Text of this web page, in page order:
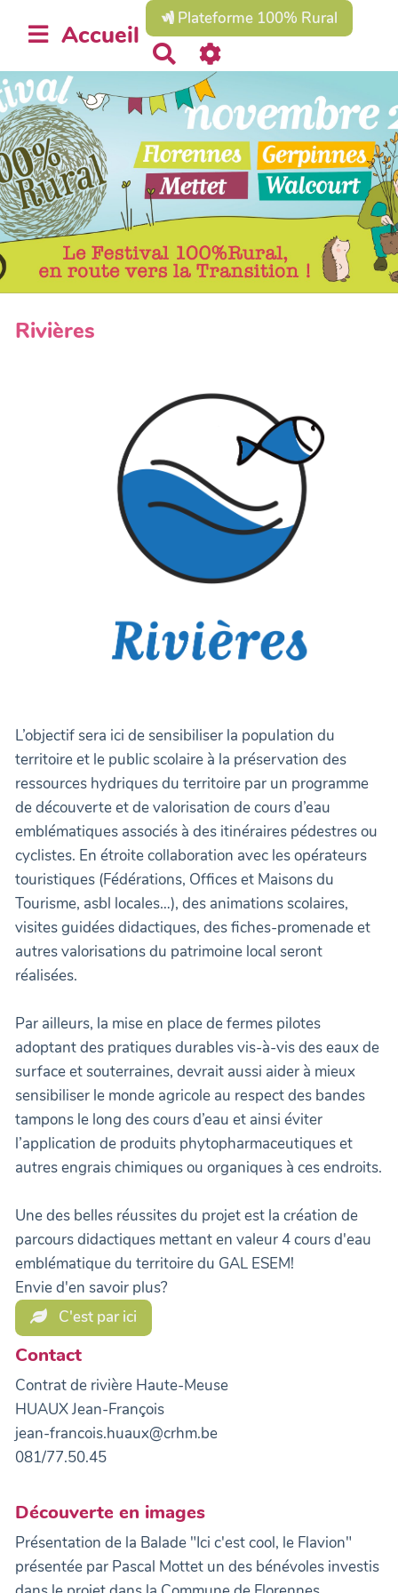
Accueil
Plateforme 100% Rural
e
c
h
e
r
c
r
Rivières
L’objectif sera ici de sensibiliser la population du
territoire et le public scolaire à la préservation des
ressources hydriques du territoire par un programme
de découverte et de valorisation de cours d’eau
emblématiques associés à des itinéraires pédestres ou
cyclistes. En étroite collaboration avec les opérateurs
touristiques (Fédérations, Offices et Maisons du
Tourisme, asbl locales…), des animations scolaires,
visites guidées didactiques, des fiches-promenade et
autres valorisations du patrimoine local seront
réalisées.
Par ailleurs, la mise en place de fermes pilotes
adoptant des pratiques durables vis-à-vis des eaux de
surface et souterraines, devrait aussi aider à mieux
sensibiliser le monde agricole au respect des bandes
tampons le long des cours d’eau et ainsi éviter
l’application de produits phytopharmaceutiques et
autres engrais chimiques ou organiques à ces endroits.
Une des belles réussites du projet est la création de
parcours didactiques mettant en valeur 4 cours d'eau
emblématique du territoire du GAL ESEM!
Envie d'en savoir plus?
C'est par ici
Contact
Contrat de rivière Haute-Meuse
HUAUX Jean-François
jean-francois.huaux@crhm.be
081/77.50.45
Découverte en images
Présentation de la Balade "Ici c'est cool, le Flavion"
présentée par Pascal Mottet un des bénévoles investis